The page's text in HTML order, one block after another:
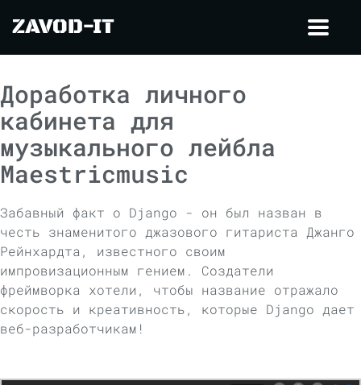
ZAVOD-IT
Доработка личного
кабинета для
музыкального лейбла
Maestricmusic
Забавный факт о Django - он был назван в
честь знаменитого джазового гитариста Джанго
Рейнхардта, известного своим
импровизационным гением. Создатели
фреймворка хотели, чтобы название отражало
скорость и креативность, которые Django дает
веб-разработчикам!